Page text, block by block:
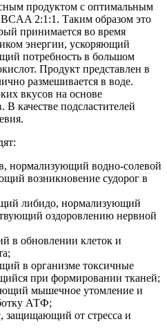
продуктом с оптимальным
2:1:1. Таким образом это
принимается во время
энергии, ускоряющий
потребность в большом
Продукт представлен в
размешивается в воде.
вкусов на основе
В качестве подсластителей
нормализующий водно-солевой
возникновение судорог в
либидо, нормализующий
оздоровлению нервной
в обновлении клеток и
в организме токсичные
при формировании тканей;
мышечное утомление и
АТФ;
защищающий от стресса и